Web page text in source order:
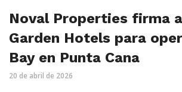
Noval Properties firma
Garden Hotels para
Bay en Punta Cana
20 de abril de 2026